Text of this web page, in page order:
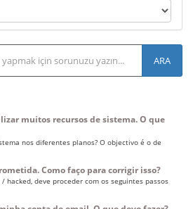
ğ
i
ş
t
i
muitos recursos de sistema. O que
nos diferentes planos? O objectivo é o de
Como faço para corrigir isso?
hacked, deve proceder com os seguintes passos